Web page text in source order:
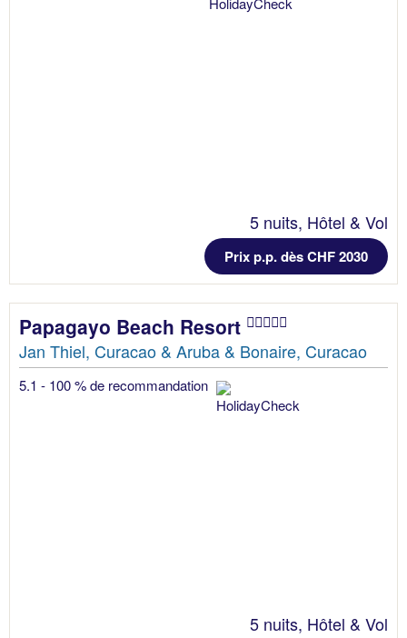
5 nuits, Hôtel & Vol
Prix p.p. dès CHF 2030
Papagayo Beach Resort
Jan Thiel, Curacao & Aruba & Bonaire, Curacao
5.1 - 100 % de recommandation
5 nuits, Hôtel & Vol